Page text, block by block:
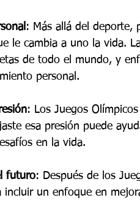
: Más allá del deporte,
le cambia a uno la vida.
de todo el mundo, y
personal.
: Los Juegos
esa presión puede
en la vida.
futuro: Después de los
incluir un enfoque en